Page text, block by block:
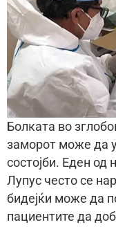
Болката во
заморот може да
состојби. Еден од
Лупус често се
бидејќи може да
пациентите да